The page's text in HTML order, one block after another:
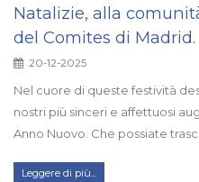
Natalizie, alla
del Comites di Madrid.
20-12-2025
Nel cuore di queste festività
nostri più sinceri e affettuosi
Anno Nuovo. Che possiate
Leggere di più...